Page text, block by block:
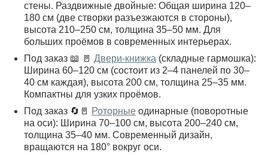
стены. Раздвижные двойные: Общая ширина 120–
180 см (две створки разъезжаются в стороны),
высота 210–250 см, толщина 35–50 мм. Для
больших проёмов в современных интерьерах.
Под заказ 📖 🚪 Двери-книжка (складные гармошка):
Ширина 60–120 см (состоит из 2–4 панелей по 30–
40 см каждая), высота 200 см, толщина 25–35 мм.
Компактны для узких проёмов.
Под заказ 🔄🚪 Роторные одинарные (поворотные
на оси): Ширина 70–100 см, высота 200–240 см,
толщина 35–40 мм. Современный дизайн,
вращаются на 180° вокруг оси.